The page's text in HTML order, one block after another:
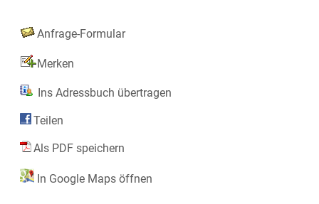
Anfrage-Formular
Merken
Ins Adressbuch übertragen
Teilen
Als PDF speichern
In Google Maps öffnen